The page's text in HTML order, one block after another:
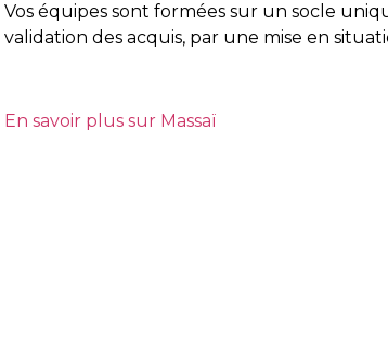
Vos équipes sont formées sur un socle
validation des acquis, par une mise en
En savoir plus sur Massaï